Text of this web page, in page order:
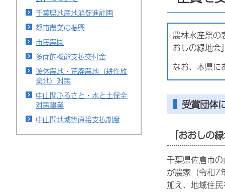
千葉県地産地消促進計画
都市農業の振興
市民農園
多面的機能支払交付金
遊休農地・荒廃農地（耕作放
棄地）対策
中山間ふるさと・水と土保全
対策事業
中山間地域等直接支払制度
農林水産祭の
おしの緑地会
なお、本県
受賞団体
「おおしの
千葉県佐倉市
が農家（令和7
加え、地域住